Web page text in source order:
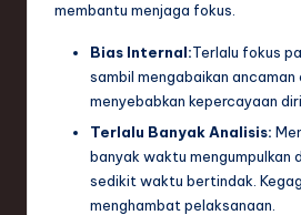
membantu menjaga fokus.
Bias Internal:Terlalu fokus
sambil mengabaikan ancaman
menyebabkan kepercayaan
Terlalu Banyak Analisis:
banyak waktu mengumpulkan
sedikit waktu bertindak.
menghambat pelaksanaan.